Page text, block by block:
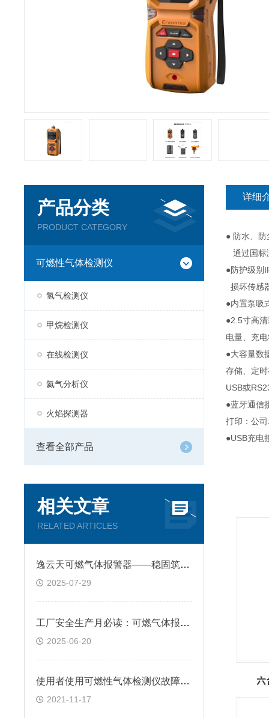
产品分类
PRODUCT CATEGORY
可燃性气体检测仪
氢气检测仪
甲烷检测仪
在线检测仪
氦气分析仪
火焰探测器
查看全部产品
相关文章
RELATED ARTICLES
逸云天可燃气体报警器——稳固筑牢工业安全的第一道防线
2025-07-29
工厂安全生产月必读：可燃气体报警器怎样筑牢三大安全防线？
2025-06-20
使用者使用可燃性气体检测仪故障分析及对策
2021-11-17
详细
● 防水、
通过国标
●防护级别
损坏传感
●内置泵吸
●2.5寸高
电量、充
●大容量数
存储、定
USB或
●蓝牙通信
打印：公
●USB充电